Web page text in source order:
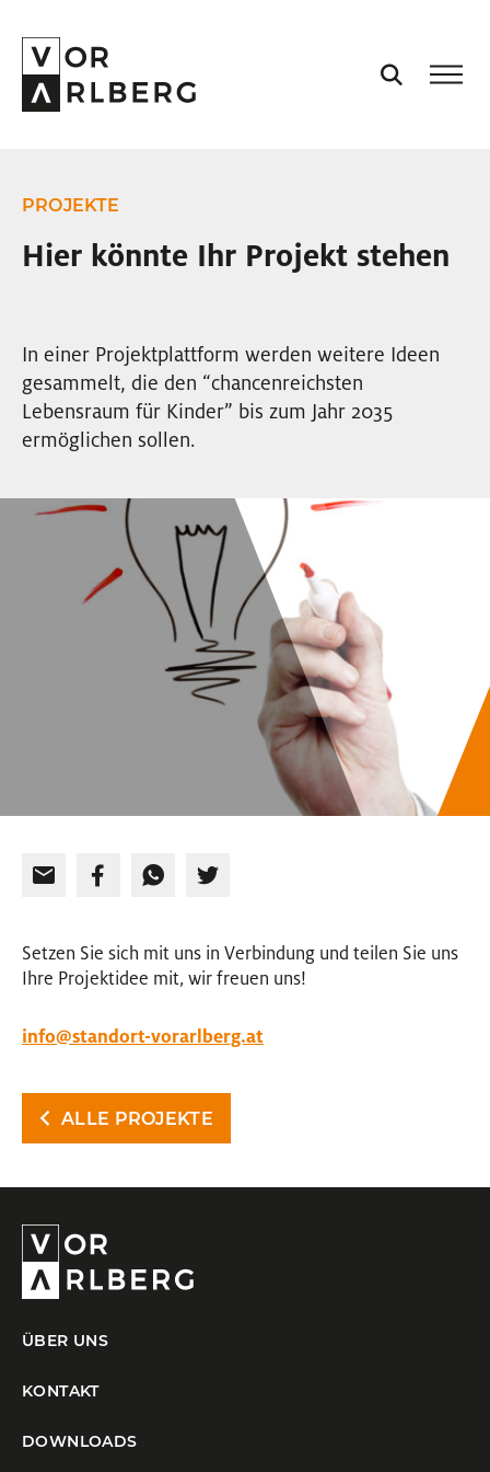
PODCASTS
VISION
EVENTS
NEWSLETTER
PROJEKTE
Hier könnte Ihr Projekt stehen
In einer Projektplattform werden weitere Ideen
gesammelt, die den “chancenreichsten
Lebensraum für Kinder” bis zum Jahr 2035
ermöglichen sollen.
Setzen Sie sich mit uns in Verbindung und teilen Sie uns
Ihre Projektidee mit, wir freuen uns!
info@standort-vorarlberg.at
ALLE PROJEKTE
ÜBER UNS
KONTAKT
DOWNLOADS